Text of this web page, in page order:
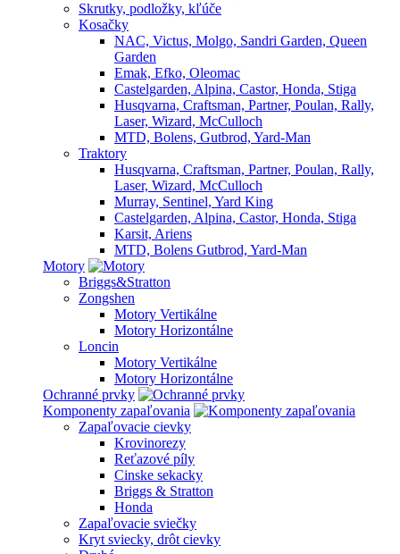
Skrutky, podložky, kľúče
Kosačky
NAC, Victus, Molgo, Sandri Garden, Queen
Garden
Emak, Efko, Oleomac
Castelgarden, Alpina, Castor, Honda, Stiga
Husqvarna, Craftsman, Partner, Poulan, Rally,
Laser, Wizard, McCulloch
MTD, Bolens, Gutbrod, Yard-Man
Traktory
Husqvarna, Craftsman, Partner, Poulan, Rally,
Laser, Wizard, McCulloch
Murray, Sentinel, Yard King
Castelgarden, Alpina, Castor, Honda, Stiga
Karsit, Ariens
MTD, Bolens Gutbrod, Yard-Man
Motory
Briggs&Stratton
Zongshen
Motory Vertikálne
Motory Horizontálne
Loncin
Motory Vertikálne
Motory Horizontálne
Ochranné prvky
Komponenty zapaľovania
Zapaľovacie cievky
Krovinorezy
Reťazové píly
Cinske sekacky
Briggs & Stratton
Honda
Zapaľovacie sviečky
Kryt sviecky, drôt cievky